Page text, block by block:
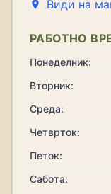
Види на
РАБОТНО
Понеделник:
Вторник:
Среда:
Четврток:
Петок:
Сабота: